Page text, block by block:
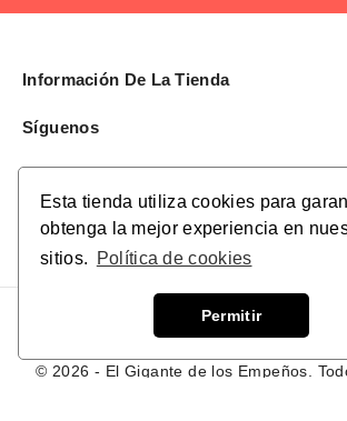
Esta tienda utiliza cookies para
obtenga la mejor experiencia en
sitios.
Política de cookies
Permitir
Información De La Tienda
Síguenos
Nuestra Empresa
¿Te Ayudamos?
© 2026 - El Gigante de los Empeños.